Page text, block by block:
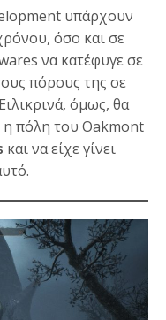
υπάρχουν
όσο και σε
να κατέφυγε σε
πόρους της σε
όμως, θα
η πόλη του Oakmont
και να είχε γίνει